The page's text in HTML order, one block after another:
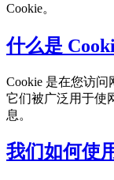
Cookie。
什么是
Cookie 是在您访问
它们被广泛用于使
息。
我们如何使